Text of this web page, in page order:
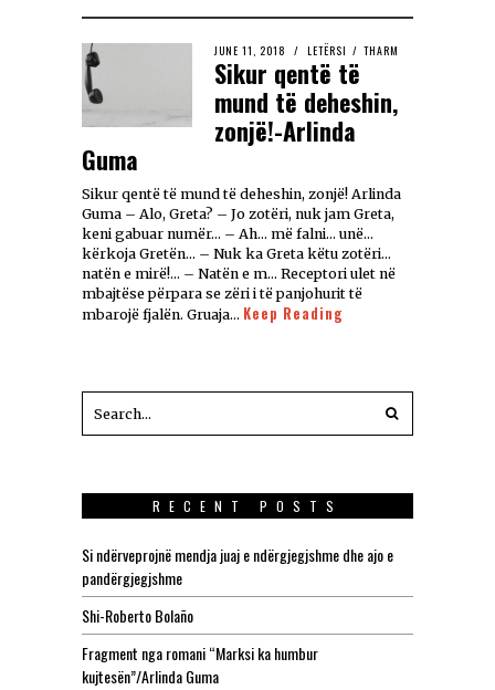
JUNE 11, 2018 LETËRSI / THARM
Sikur qentë të
mund të deheshin,
zonjë!-Arlinda
Guma
Sikur qentë të mund të deheshin, zonjë! Arlinda
Guma – Alo, Greta? – Jo zotëri, nuk jam Greta,
keni gabuar numër… – Ah… më falni… unë…
kërkoja Gretën… – Nuk ka Greta këtu zotëri…
natën e mirë!… – Natën e m… Receptori ulet në
mbajtëse përpara se zëri i të panjohurit të
mbarojë fjalën. Gruaja… Keep Reading
RECENT POSTS
Si ndërveprojnë mendja juaj e ndërgjegjshme dhe ajo e
pandërgjegjshme
Shi-Roberto Bolaño
Fragment nga romani “Marksi ka humbur
kujtesën”/Arlinda Guma